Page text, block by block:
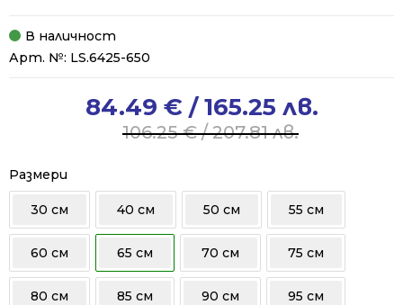
В наличност
Арт. №: LS.6425-650
106.25€/ 207.81 лв.
106.25 €
/
207.81 лв..
84.49 € / 165.25 лв.
84.49 €
/
165.25 лв..
Размери
30 см 40 см 50 см 55 см
60 см 65 см 70 см 75 см
80 см 85 см 90 см 95 см